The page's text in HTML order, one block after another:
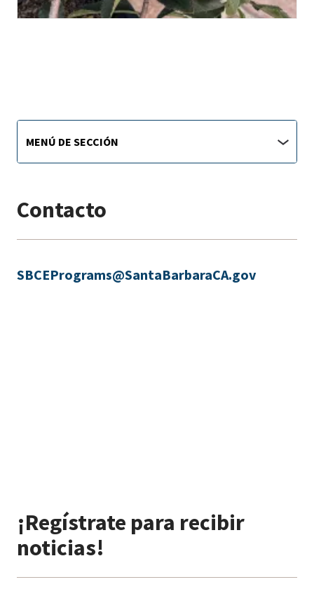
Sustainability
main
menu
de
sección
MENÚ DE SECCIÓN
Contacto
SBCEPrograms@SantaBarbaraCA.gov
¡Regístrate para recibir
noticias!